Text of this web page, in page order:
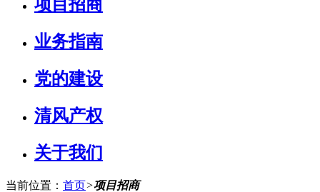
项目招商
业务指南
党的建设
清风产权
关于我们
当前位置： 首页>项目招商